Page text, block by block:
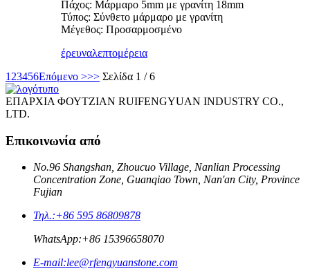
Πάχος: Μάρμαρο 5mm με γρανίτη 18mm
Τύπος: Σύνθετο μάρμαρο με γρανίτη
Μέγεθος: Προσαρμοσμένο
έρευναλεπτομέρεια
1 23456Επόμενο >>> Σελίδα 1 / 6
ΕΠΑΡΧΙΑ ΦΟΥΤΖΙΑΝ RUIFENGYUAN INDUSTRY CO.,
LTD.
Επικοινωνία από
No.96 Shangshan, Zhoucuo Village, Nanlian Processing
Concentration Zone, Guanqiao Town, Nan'an City, Province
Fujian
Τηλ.:+86 595 86809878
WhatsApp:+86 15396658070
E-mail:lee@rfengyuanstone.com